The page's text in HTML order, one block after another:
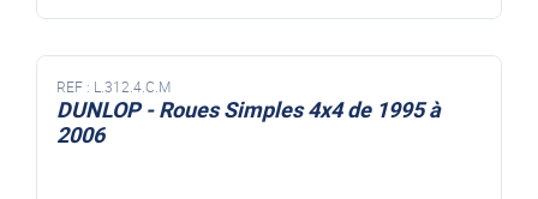
REF : L.312.4.C.M
DUNLOP - Roues Simples 4x4 de 1995 à
2006